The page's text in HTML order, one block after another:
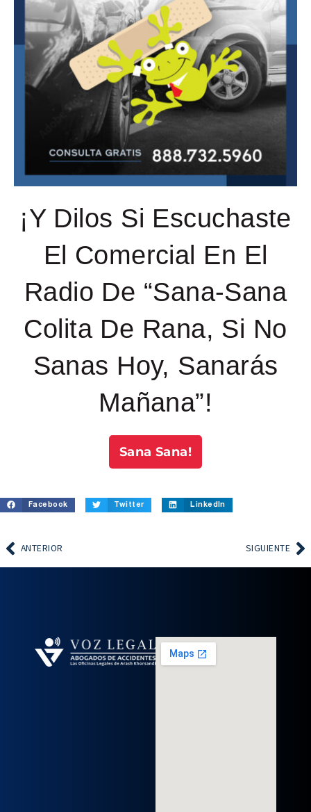
¡Y Dilos Si Escuchaste
El Comercial En El
Radio De “Sana-Sana
Colita De Rana, Si No
Sanas Hoy, Sanarás
Mañana”!
Sana Sana!
Facebook Twitter LinkedIn
ANTERIOR SIGUIENTE